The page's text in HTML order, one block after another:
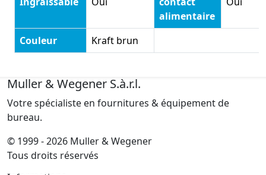
alimentaire
Couleur Kraft brun
Muller & Wegener S.à.r.l.
Votre spécialiste en fournitures & équipement de
bureau.
© 1999 - 2026 Muller & Wegener
Tous droits réservés